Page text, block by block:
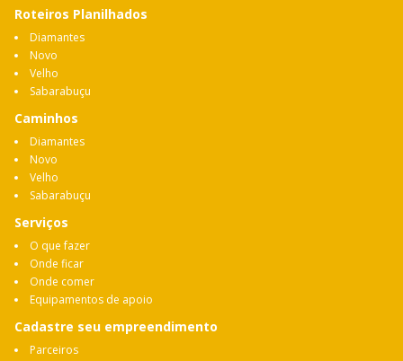
Roteiros Planilhados
Diamantes
Novo
Velho
Sabarabuçu
Caminhos
Diamantes
Novo
Velho
Sabarabuçu
Serviços
O que fazer
Onde ficar
Onde comer
Equipamentos de apoio
Cadastre seu empreendimento
Parceiros